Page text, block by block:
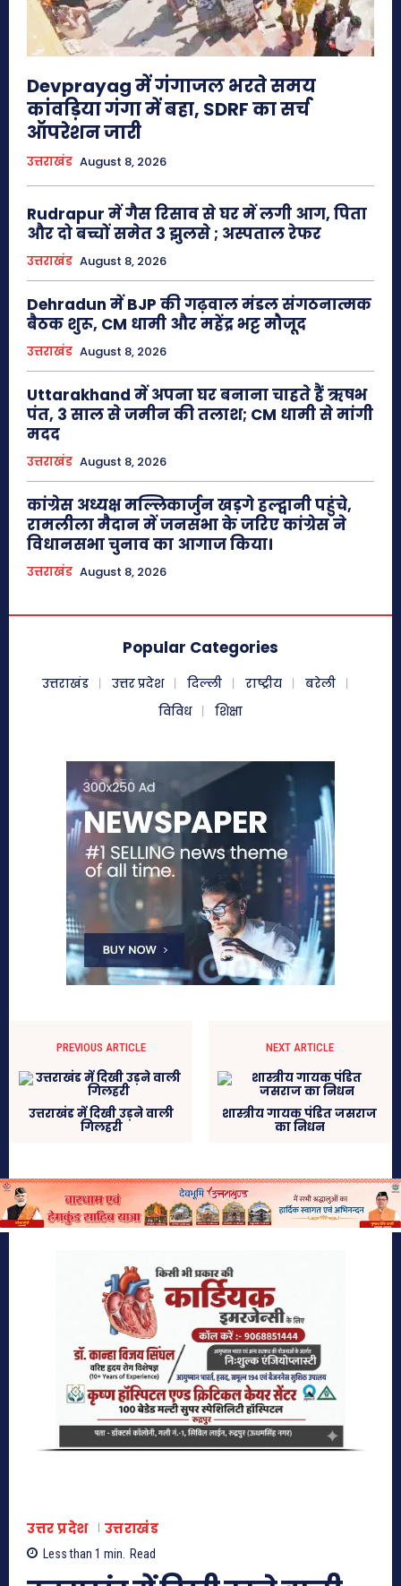
Devprayag में गंगाजल भरते समय
कांवड़िया गंगा में बहा, SDRF का सर्च
ऑपरेशन जारी
उत्तराखंड August 8, 2026
Rudrapur में गैस रिसाव से घर में लगी आग, पिता
और दो बच्चों समेत 3 झुलसे ; अस्पताल रेफर
उत्तराखंड August 8, 2026
Dehradun में BJP की गढ़वाल मंडल संगठनात्मक
बैठक शुरू, CM धामी और महेंद्र भट्ट मौजूद
उत्तराखंड August 8, 2026
Uttarakhand में अपना घर बनाना चाहते हैं ऋषभ
पंत, 3 साल से जमीन की तलाश; CM धामी से मांगी
मदद
उत्तराखंड August 8, 2026
कांग्रेस अध्यक्ष मल्लिकार्जुन खड़गे हल्द्वानी पहुंचे,
रामलीला मैदान में जनसभा के जरिए कांग्रेस ने
विधानसभा चुनाव का आगाज किया।
उत्तराखंड August 8, 2026
Popular Categories
उत्तराखंड उत्तर प्रदेश दिल्ली राष्ट्रीय
बरेली
विविध
शिक्षा
PREVIOUS ARTICLE
उत्तराखंड में दिखी उड़ने वाली
गिलहरी
NEXT ARTICLE
शास्त्रीय गायक पंडित जसराज
का निधन